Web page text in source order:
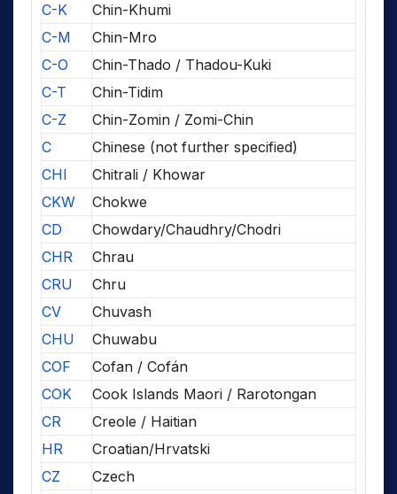
C-K
Chin-Khumi
C-M
Chin-Mro
C-O
Chin-Thado / Thadou-Kuki
C-T
Chin-Tidim
C-Z
Chin-Zomin / Zomi-Chin
C
Chinese (not further specified)
CHI
Chitrali / Khowar
CKW
Chokwe
CD
Chowdary/Chaudhry/Chodri
CHR
Chrau
CRU
Chru
CV
Chuvash
CHU
Chuwabu
COF
Cofan / Cofán
COK
Cook Islands Maori / Rarotongan
CR
Creole / Haitian
HR
Croatian/Hrvatski
CZ
Czech